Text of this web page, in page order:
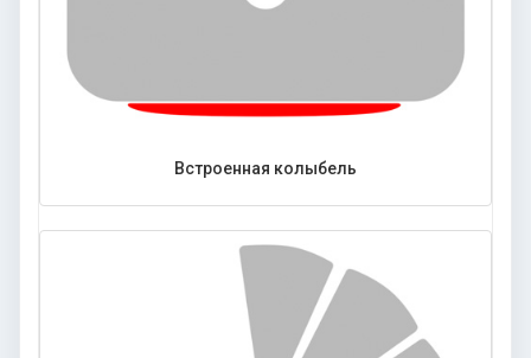
Встроенная колыбель